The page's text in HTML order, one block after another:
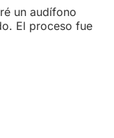
un audífono
El proceso fue